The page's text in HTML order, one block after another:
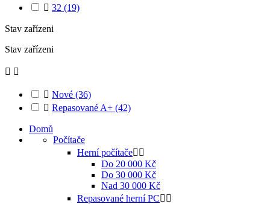
 32 (19)
Stav zařízeni
Stav zařízeni
 
 Nové (36)
 Repasované A+ (42)
Domů
Počítače
Herní počítače 
Do 20 000 Kč
Do 30 000 Kč
Nad 30 000 Kč
Repasované herní PC 